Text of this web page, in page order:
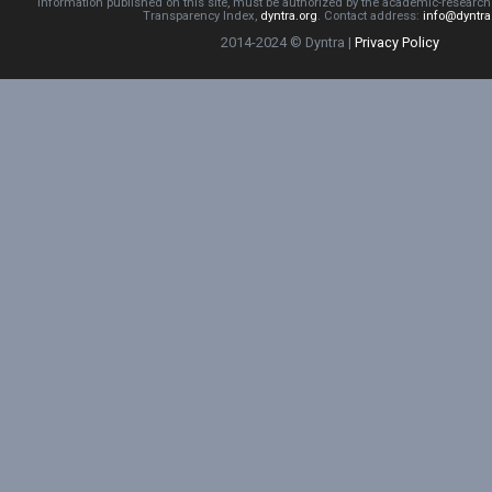
Transparency Index, dyntra.org. Contact address:
2014-2024 © Dyntra | Privacy Policy